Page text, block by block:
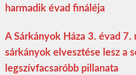
harmadik évad fináléja
A Sárkányok Háza 3. évad 7.
sárkányok elvesztése lesz a
legszívfacsaróbb pillanata